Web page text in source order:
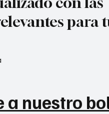
para
a nuestro